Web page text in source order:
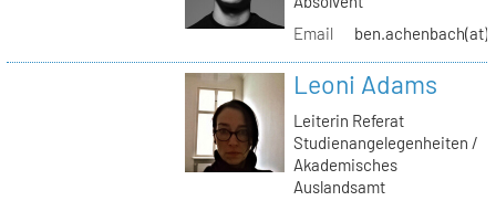
Email
Leoni Adams
Leiterin Referat
Studienangelegenheiten /
Akademisches
Auslandsamt